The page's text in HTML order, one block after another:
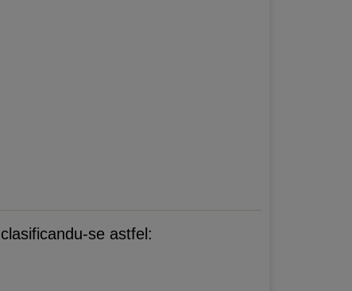
se astfel: